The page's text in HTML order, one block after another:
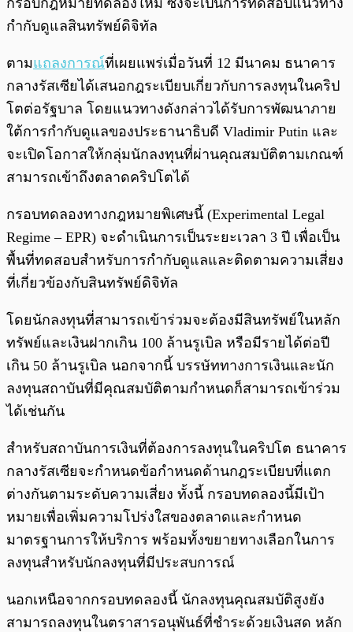
กรอบกฎหมายทดลองใหม่ ซึ่งจะเป็นการทดสอบแนวทาง
กำกับดูแลสินทรัพย์ดิจิทัล
ตามแถลงการณ์ที่เผยแพร่เมื่อวันที่ 12 มีนาคม ธนาคาร
กลางรัสเซียได้เสนอกฎระเบียบเกี่ยวกับการลงทุนในคริป
โตต่อรัฐบาล โดยแนวทางดังกล่าวได้รับการพัฒนาภาย
ใต้การกำกับดูแลของประธานาธิบดี Vladimir Putin และ
จะเปิดโอกาสให้กลุ่มนักลงทุนที่ผ่านคุณสมบัติตามเกณฑ์
สามารถเข้าถึงตลาดคริปโตได้
กรอบทดลองทางกฎหมายพิเศษนี้ (Experimental Legal
Regime – EPR) จะดำเนินการเป็นระยะเวลา 3 ปี เพื่อเป็น
พื้นที่ทดสอบสำหรับการกำกับดูแลและติดตามความเสี่ยง
ที่เกี่ยวข้องกับสินทรัพย์ดิจิทัล
โดยนักลงทุนที่สามารถเข้าร่วมจะต้องมีสินทรัพย์ในหลัก
ทรัพย์และเงินฝากเกิน 100 ล้านรูเบิล หรือมีรายได้ต่อปี
เกิน 50 ล้านรูเบิล นอกจากนี้ บรรษัททางการเงินและนัก
ลงทุนสถาบันที่มีคุณสมบัติตามกำหนดก็สามารถเข้าร่วม
ได้เช่นกัน
สำหรับสถาบันการเงินที่ต้องการลงทุนในคริปโต ธนาคาร
กลางรัสเซียจะกำหนดข้อกำหนดด้านกฎระเบียบที่แตก
ต่างกันตามระดับความเสี่ยง ทั้งนี้ กรอบทดลองนี้มีเป้า
หมายเพื่อเพิ่มความโปร่งใสของตลาดและกำหนด
มาตรฐานการให้บริการ พร้อมทั้งขยายทางเลือกในการ
ลงทุนสำหรับนักลงทุนที่มีประสบการณ์
นอกเหนือจากกรอบทดลองนี้ นักลงทุนคุณสมบัติสูงยัง
สามารถลงทุนในตราสารอนุพันธ์ที่ชำระด้วยเงินสด หลัก